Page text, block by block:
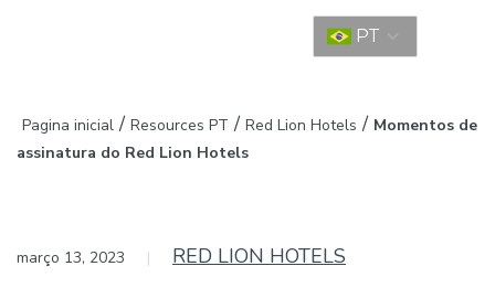
PT
Pagina inicial / Resources PT / Red Lion Hotels / Momentos de
assinatura do Red Lion Hotels
março 13, 2023 RED LION HOTELS